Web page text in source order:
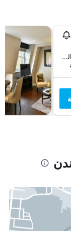
372 ستراند، لندن ، المملكة المتحدة, لندن, المملكة المتحدة